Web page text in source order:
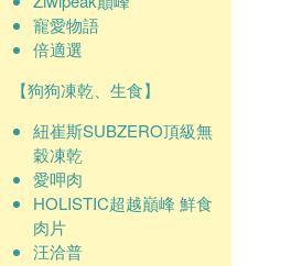
寵愛物語
倍適選
【狗狗凍乾、生食】
紐崔斯SUBZERO頂級無
穀凍乾
愛呷肉
HOLISTIC超越巔峰 鮮食
肉片
汪洽普